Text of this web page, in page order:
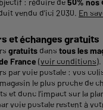
vendu d'ici 2030. En
et échanges gratuits
gratuits dans tous les
France (voir conditions).
par voie postale : vos
le plus proche de
et donc l’impact sur la
voie postale restent à